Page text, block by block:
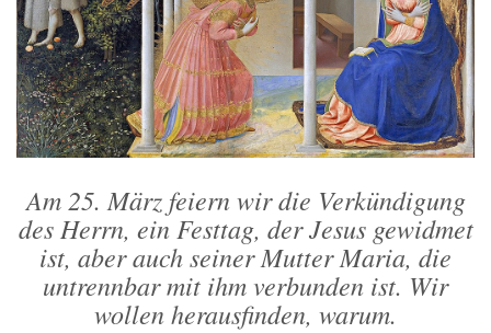
Am 25. März feiern wir die Verkündigung
des Herrn, ein Festtag, der Jesus gewidmet
ist, aber auch seiner Mutter Maria, die
untrennbar mit ihm verbunden ist. Wir
wollen herausfinden, warum.